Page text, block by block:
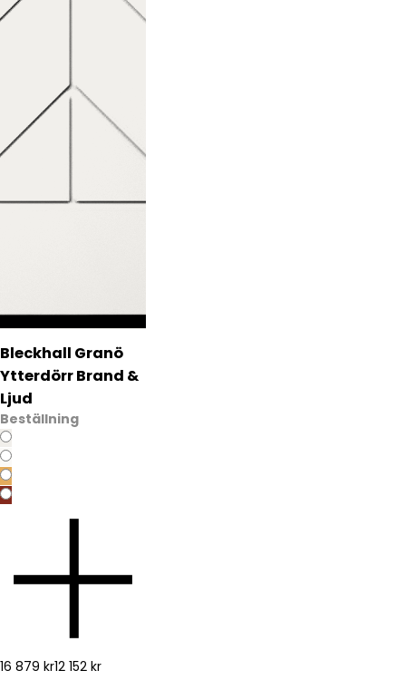
Bleckhall Granö
Ytterdörr Brand &
Ljud
Beställning
16 879 kr12 152 kr